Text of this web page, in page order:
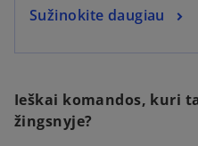
Sužinokite daugiau
Ieškai komandos, kuri
žingsnyje?